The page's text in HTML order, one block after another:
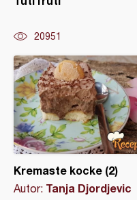
20951
Kremaste kocke (2)
Autor: Tanja Djordjevic